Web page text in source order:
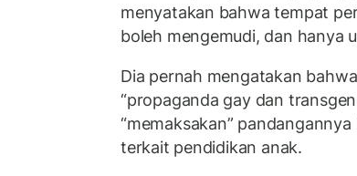
menyatakan bahwa tempat
boleh mengemudi, dan hanya
Dia pernah mengatakan
“propaganda gay dan
“memaksakan”
terkait pendidikan anak.